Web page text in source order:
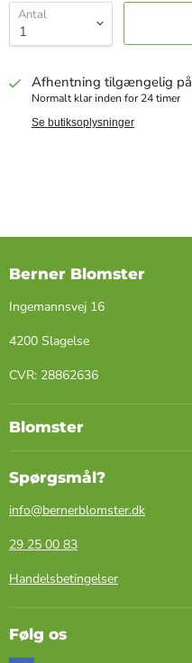
Antal
Afhentning tilgængelig på
Normalt klar inden for 24 timer
Se butiksoplysninger
Berner Blomster
Ingemannsvej 16
4200 Slagelse
​CVR: ​28862636
Blomster
Spørgsmål?
info@bernerblomster.dk
29 25 00 83
Handelsbetingelser
Følg os